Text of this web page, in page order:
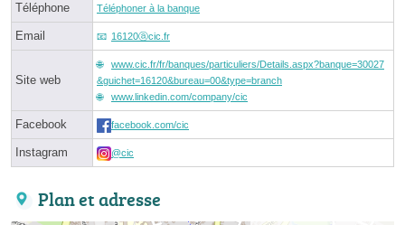
Téléphone Téléphoner à la banque
Email 16120ⓐcic.fr
Site web
www.cic.fr/fr/banques/particuliers/Details.aspx?banque=30027
&guichet=16120&bureau=00&type=branch
www.linkedin.com/company/cic
Facebook facebook.com/cic
Instagram @cic
Plan et adresse